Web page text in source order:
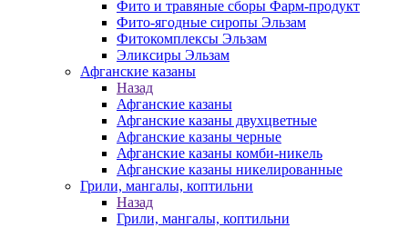
Фито и травяные сборы Фарм-продукт
Фито-ягодные сиропы Эльзам
Фитокомплексы Эльзам
Эликсиры Эльзам
Афганские казаны
Назад
Афганские казаны
Афганские казаны двухцветные
Афганские казаны черные
Афганские казаны комби-никель
Афганские казаны никелированные
Грили, мангалы, коптильни
Назад
Грили, мангалы, коптильни